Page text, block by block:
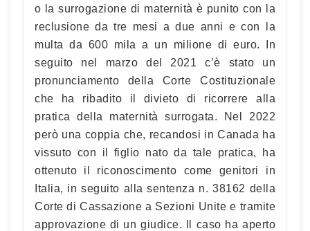
o la surrogazione di maternità è punito con la
reclusione da tre mesi a due anni e con la
multa da 600 mila a un milione di euro. In
seguito nel marzo del 2021 c’è stato un
pronunciamento della Corte Costituzionale
che ha ribadito il divieto di ricorrere alla
pratica della maternità surrogata. Nel 2022
però una coppia che, recandosi in Canada ha
vissuto con il figlio nato da tale pratica, ha
ottenuto il riconoscimento come genitori in
Italia, in seguito alla sentenza n. 38162 della
Corte di Cassazione a Sezioni Unite e tramite
approvazione di un giudice. Il caso ha aperto